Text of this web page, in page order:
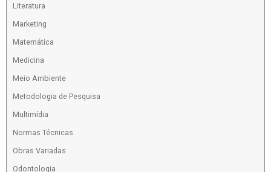
Literatura
Marketing
Matemática
Medicina
Meio Ambiente
Metodologia de Pesquisa
Multimídia
Normas Técnicas
Obras Variadas
Odontologia